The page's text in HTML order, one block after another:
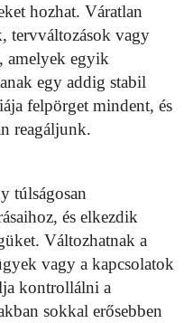
hozhat. Váratlan
tervváltozások vagy
amelyek egyik
egy addig stabil
felpörget mindent, és
reagáljunk.
túlságosan
és elkezdik
Változhatnak a
vagy a kapcsolatok
kontrollálni a
sokkal erősebben